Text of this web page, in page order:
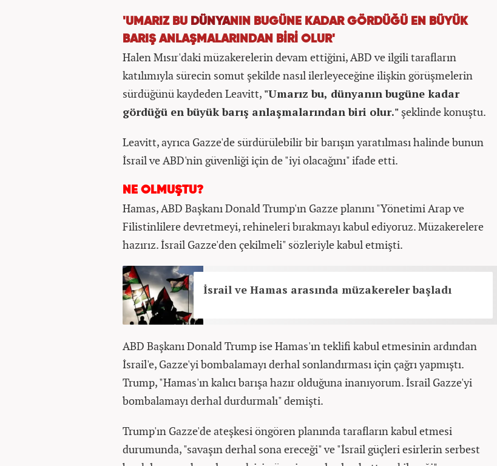
'UMARIZ BU DÜNYANIN BUGÜNE KADAR GÖRDÜĞÜ EN BÜYÜK
BARIŞ ANLAŞMALARINDAN BİRİ OLUR'
Halen Mısır'daki müzakerelerin devam ettiğini, ABD ve ilgili tarafların
katılımıyla sürecin somut şekilde nasıl ilerleyeceğine ilişkin görüşmelerin
sürdüğünü kaydeden Leavitt, "Umarız bu, dünyanın bugüne kadar
gördüğü en büyük barış anlaşmalarından biri olur." şeklinde konuştu.
Leavitt, ayrıca Gazze'de sürdürülebilir bir barışın yaratılması halinde bunun
İsrail ve ABD'nin güvenliği için de "iyi olacağını" ifade etti.
NE OLMUŞTU?
Hamas, ABD Başkanı Donald Trump'ın Gazze planını "Yönetimi Arap ve
Filistinlilere devretmeyi, rehineleri bırakmayı kabul ediyoruz. Müzakerelere
hazırız. İsrail Gazze'den çekilmeli" sözleriyle kabul etmişti.
İsrail ve Hamas arasında müzakereler başladı
ABD Başkanı Donald Trump ise Hamas'ın teklifi kabul etmesinin ardından
İsrail'e, Gazze'yi bombalamayı derhal sonlandırması için çağrı yapmıştı.
Trump, "Hamas'ın kalıcı barışa hazır olduğuna inanıyorum. İsrail Gazze'yi
bombalamayı derhal durdurmalı" demişti.
Trump'ın Gazze'de ateşkesi öngören planında tarafların kabul etmesi
durumunda, "savaşın derhal sona ereceği" ve "İsrail güçleri esirlerin serbest